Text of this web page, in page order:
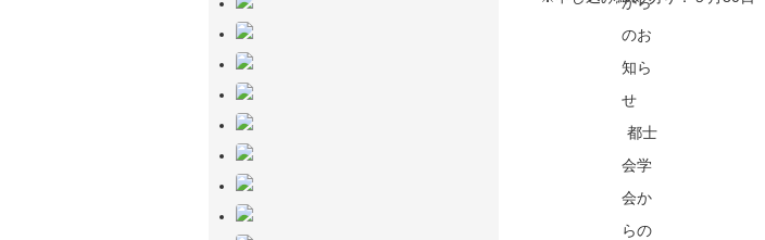
のお
知ら
せ
都士
会学
会か
らの